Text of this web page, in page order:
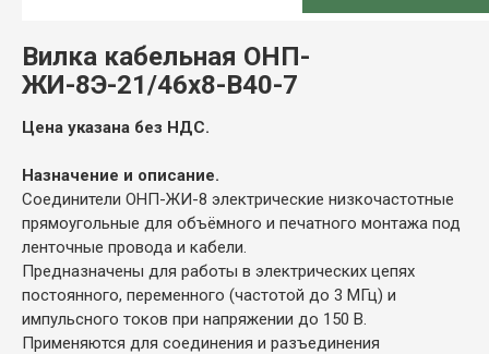
Вилка кабельная ОНП-
ЖИ-8Э-21/46х8-В40-7
Цена указана без НДС.
Назначение и описание.
Соединители ОНП-ЖИ-8 электрические низкочастотные
прямоугольные для объёмного и печатного монтажа под
ленточные провода и кабели.
Предназначены для работы в электрических цепях
постоянного, переменного (частотой до 3 МГц) и
импульсного токов при напряжении до 150 В.
Применяются для соединения и разъединения